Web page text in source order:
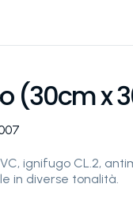
(30cm x
ignifugo CL.2,
in diverse tonalità.